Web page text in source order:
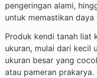
pengeringan alami,
untuk memastikan
Produk kendi tanah liat
ukuran, mulai dari kecil
ukuran besar yang
atau pameran